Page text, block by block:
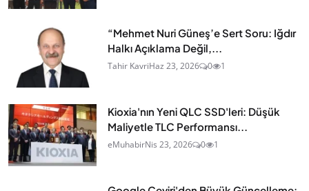
“Mehmet Nuri Güneş’e Sert Soru: Iğdır
Halkı Açıklama Değil,...
Tahir KavriHaz 23, 2026 0 1
Kioxia'nın Yeni QLC SSD'leri: Düşük
Maliyetle TLC Performansı...
eMuhabirNis 23, 2026 0 1